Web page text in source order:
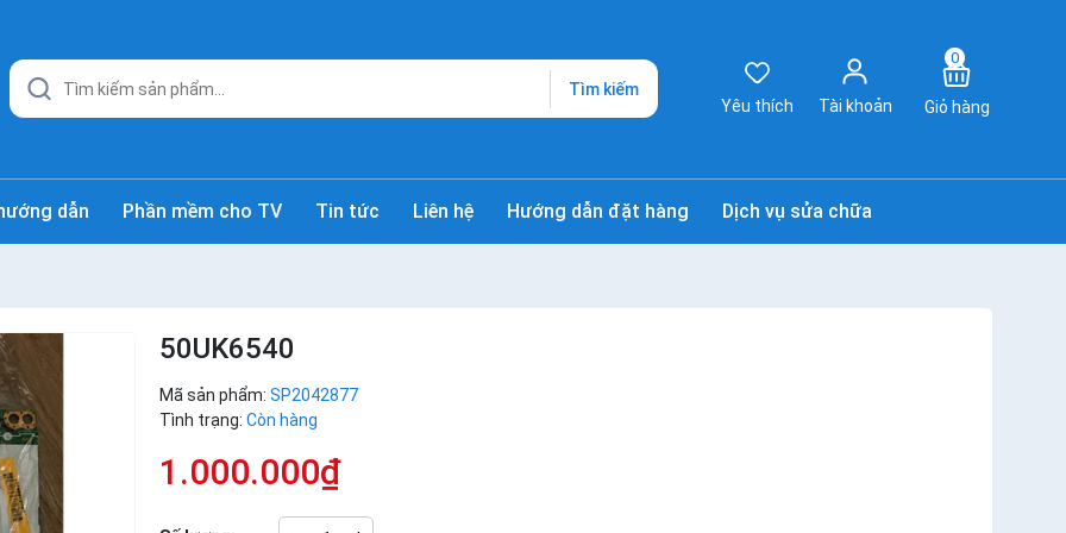
Tìm kiếm
Yêu thích
Tài khoản
0
Giỏ hàng
dẫn Phần mềm cho TV Tin tức Liên hệ Hướng dẫn đặt hàng Dịch vụ sửa chữa
50UK6540
Mã sản phẩm: SP2042877
Tình trạng: Còn hàng
1.000.000₫